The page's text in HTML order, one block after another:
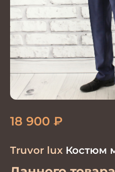
Truvor lux Костюм
18 900 ₽